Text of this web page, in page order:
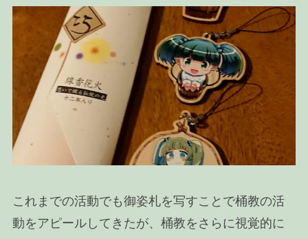
これまでの活動でも御姿札を写すことで桶教の活
動をアピールしてきたが、桶教をさらに視覚的に